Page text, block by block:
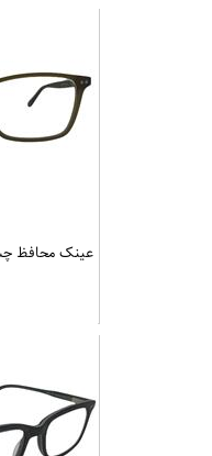
عینک محافظ چشم